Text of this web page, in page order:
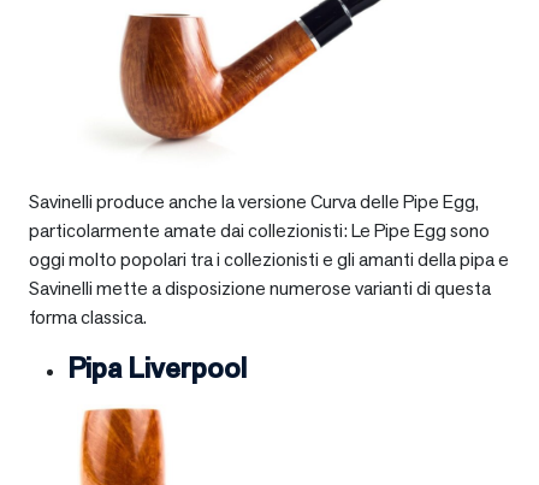
Savinelli produce anche la versione Curva delle Pipe Egg,
particolarmente amate dai collezionisti: Le Pipe Egg sono
oggi molto popolari tra i collezionisti e gli amanti della pipa e
Savinelli mette a disposizione numerose varianti di questa
forma classica.
Pipa Liverpool